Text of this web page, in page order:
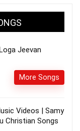
Jeevan
More Songs
Videos | Samy
Christian Songs